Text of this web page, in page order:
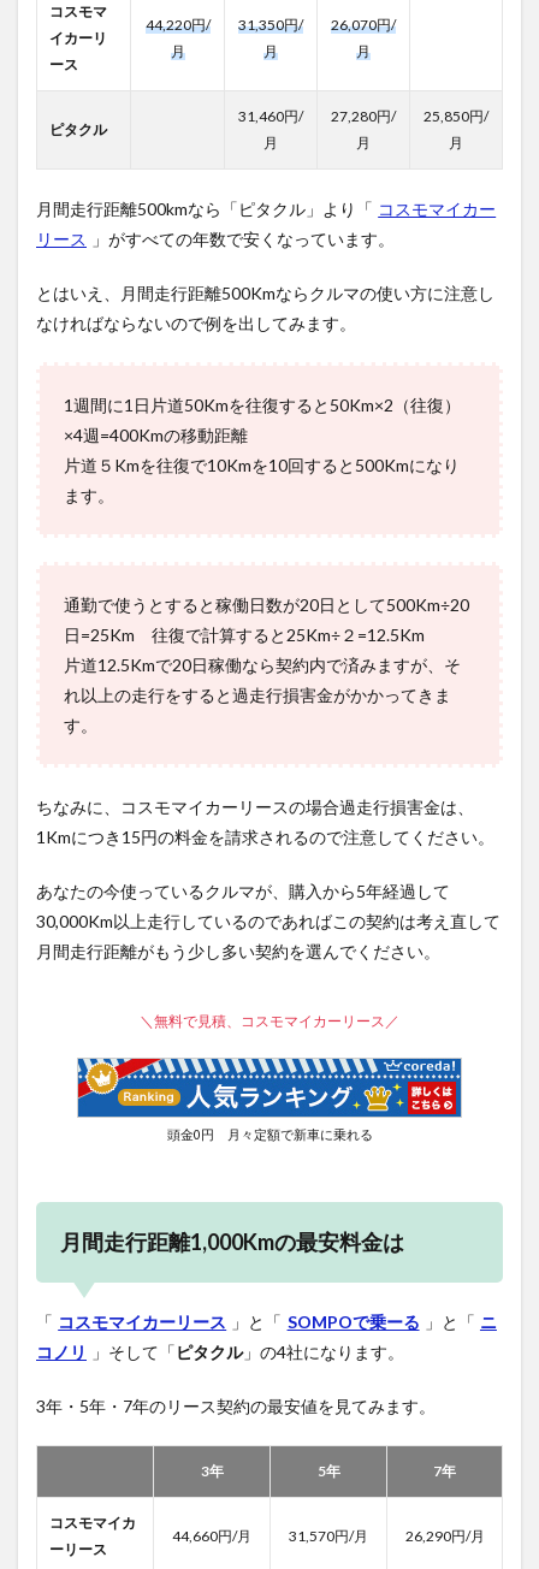
コスモマ
イカーリ
ース
44,220円/
月
31,350円/
月
26,070円/
月
ピタクル
31,460円/
月
27,280円/
月
25,850円/
月
月間走行距離500kmなら「ピタクル」より「 コスモマイカー
リース
」がすべての年数で安くなっています。
とはいえ、月間走行距離500Kmならクルマの使い方に注意し
なければならないので例を出してみます。
1週間に1日片道50Kmを往復すると50Km×2（往復）
×4週=400Kmの移動距離
片道５Kmを往復で10Kmを10回すると500Kmになり
ます。
通勤で使うとすると稼働日数が20日として500Km÷20
日=25Km 往復で計算すると25Km÷２=12.5Km
片道12.5Kmで20日稼働なら契約内で済みますが、そ
れ以上の走行をすると過走行損害金がかかってきま
す。
ちなみに、コスモマイカーリースの場合過走行損害金は、
1Kmにつき15円の料金を請求されるので注意してください。
あなたの今使っているクルマが、購入から5年経過して
30,000Km以上走行しているのであればこの契約は考え直して
月間走行距離がもう少し多い契約を選んでください。
＼無料で見積、コスモマイカーリース／
頭金0円 月々定額で新車に乗れる
月間走行距離1,000Kmの最安料金は
「 コスモマイカーリース 」と「 SOMPOで乗ーる 」と「 ニ
コノリ
」そして「ピタクル」の4社になります。
3年・5年・7年のリース契約の最安値を見てみます。
3年 5年 7年
コスモマイカ
ーリース
44,660円/月 31,570円/月 26,290円/月